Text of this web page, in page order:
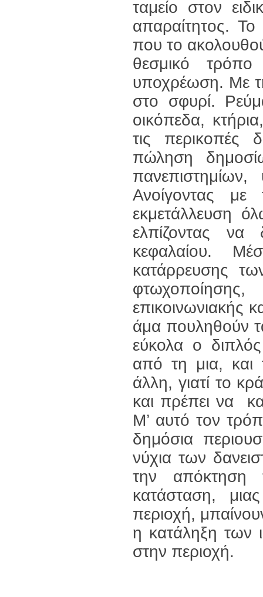
ταμείο στον
απαραίτητος.
που το
θεσμικό
υποχρέωση. Με
στο σφυρί.
οικόπεδα,
τις περικοπές
πώληση
Ανοίγοντας
εκμετάλλευση
ελπίζοντας
κεφαλαίου.
κατάρρευσης
επικοινωνιακής
άμα πουληθούν
εύκολα ο
από τη μια, και
άλλη, γιατί το
και πρέπει να
Μ’ αυτό τον
δημόσια
νύχια των
την απόκτηση
κατάσταση,
περιοχή,
η κατάληξη των
στην περιοχή.